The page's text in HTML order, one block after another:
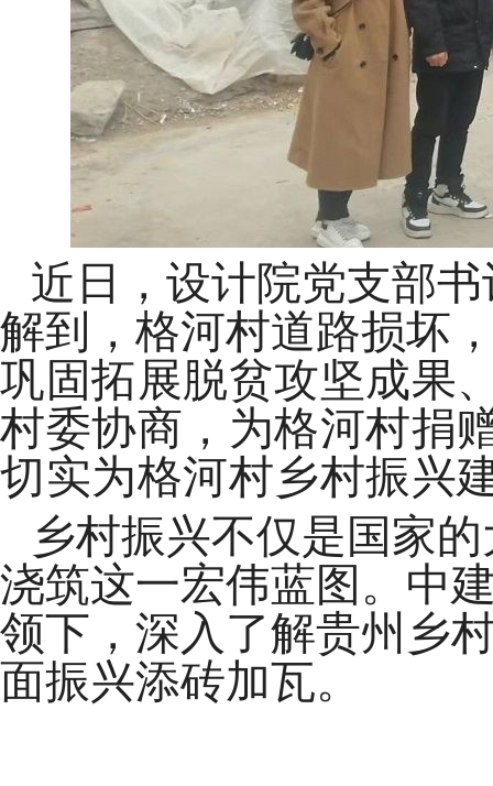
近日，设计院党支部
解到，格河村道路损坏
巩固拓展脱贫攻坚成果
村委协商，为格河村捐
切实为格河村乡村振兴
乡村振兴不仅是国家
浇筑这一宏伟蓝图。中
领下，深入了解贵州乡
面振兴添砖加瓦。